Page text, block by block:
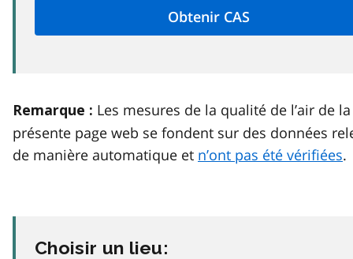
Remarque : Les mesures de la qualité de l’air de la
présente page web se fondent sur des données
de manière automatique et n’ont pas été vérifiées.
Choisir un lieu: